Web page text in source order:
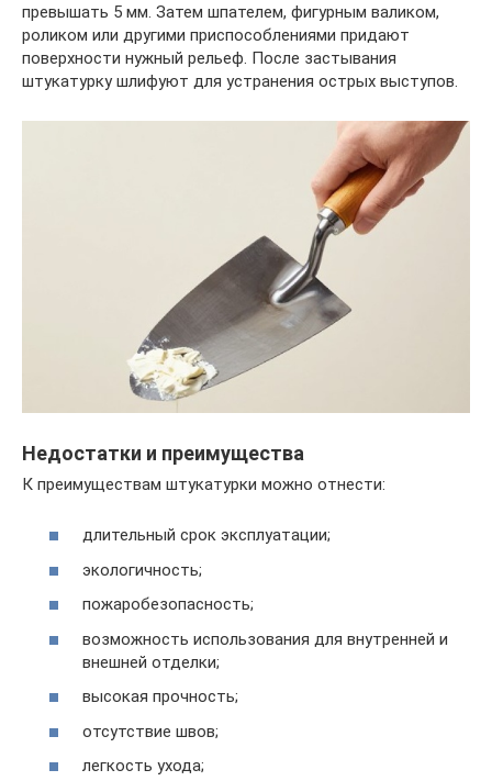
превышать 5 мм. Затем шпателем, фигурным валиком,
роликом или другими приспособлениями придают
поверхности нужный рельеф. После застывания
штукатурку шлифуют для устранения острых выступов.
Недостатки и преимущества
К преимуществам штукатурки можно отнести:
длительный срок эксплуатации;
экологичность;
пожаробезопасность;
возможность использования для внутренней и
внешней отделки;
высокая прочность;
отсутствие швов;
легкость ухода;